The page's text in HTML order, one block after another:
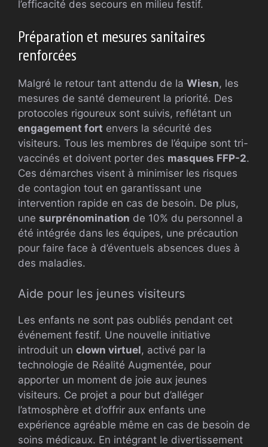
l’efficacité des secours en milieu festif.
Préparation et mesures sanitaires
renforcées
Malgré le retour tant attendu de la Wiesn, les
mesures de santé demeurent la priorité. Des
protocoles rigoureux sont suivis, reflétant un
engagement fort envers la sécurité des
visiteurs. Tous les membres de l’équipe sont tri-
vaccinés et doivent porter des masques FFP-2.
Ces démarches visent à minimiser les risques
de contagion tout en garantissant une
intervention rapide en cas de besoin. De plus,
une surprénomination de 10% du personnel a
été intégrée dans les équipes, une précaution
pour faire face à d’éventuels absences dues à
des maladies.
Aide pour les jeunes visiteurs
Les enfants ne sont pas oubliés pendant cet
événement festif. Une nouvelle initiative
introduit un clown virtuel, activé par la
technologie de Réalité Augmentée, pour
apporter un moment de joie aux jeunes
visiteurs. Ce projet a pour but d’alléger
l’atmosphère et d’offrir aux enfants une
expérience agréable même en cas de besoin de
soins médicaux. En intégrant le divertissement